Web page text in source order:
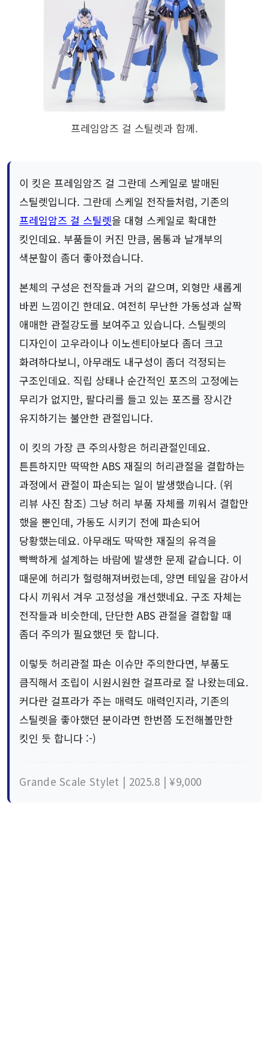
프레임암즈 걸 스틸렛과 함께.
이 킷은 프레임암즈 걸 그란데 스케일로 발매된
스틸렛입니다. 그란데 스케일 전작들처럼, 기존의
프레임암즈 걸 스틸렛을 대형 스케일로 확대한
킷인데요. 부품들이 커진 만큼, 몸통과 날개부의
색분할이 좀더 좋아졌습니다.
본체의 구성은 전작들과 거의 같으며, 외형만 새롭게
바뀐 느낌이긴 한데요. 여전히 무난한 가동성과 살짝
애매한 관절강도를 보여주고 있습니다. 스틸렛의
디자인이 고우라이나 이노센티아보다 좀더 크고
화려하다보니, 아무래도 내구성이 좀더 걱정되는
구조인데요. 직립 상태나 순간적인 포즈의 고정에는
무리가 없지만, 팔다리를 들고 있는 포즈를 장시간
유지하기는 불안한 관절입니다.
이 킷의 가장 큰 주의사항은 허리관절인데요.
튼튼하지만 딱딱한 ABS 재질의 허리관절을 결합하는
과정에서 관절이 파손되는 일이 발생했습니다. (위
리뷰 사진 참조) 그냥 허리 부품 자체를 끼워서 결합만
했을 뿐인데, 가동도 시키기 전에 파손되어
당황했는데요. 아무래도 딱딱한 재질의 유격을
빡빡하게 설계하는 바람에 발생한 문제 같습니다. 이
때문에 허리가 헐렁해져버렸는데, 양면 테잎을 감아서
다시 끼워서 겨우 고정성을 개선했네요. 구조 자체는
전작들과 비슷한데, 단단한 ABS 관절을 결합할 때
좀더 주의가 필요했던 듯 합니다.
이렇듯 허리관절 파손 이슈만 주의한다면, 부품도
큼직해서 조립이 시원시원한 걸프라로 잘 나왔는데요.
커다란 걸프라가 주는 매력도 매력인지라, 기존의
스틸렛을 좋아했던 분이라면 한번쯤 도전해볼만한
킷인 듯 합니다 :-)
Grande Scale Stylet | 2025.8 | ¥9,000